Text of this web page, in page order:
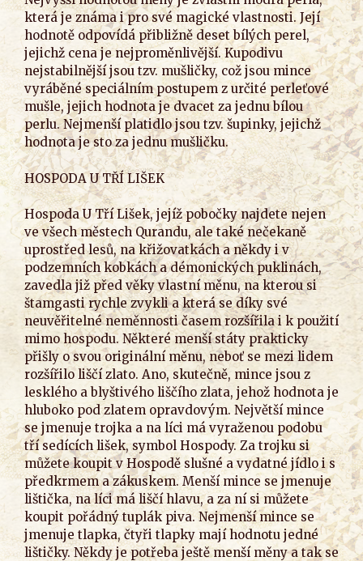
která je známa i pro své magické vlastnosti. Její
hodnotě odpovídá přibližně deset bílých perel,
jejichž cena je nejproměnlivější. Kupodivu
nejstabilnější jsou tzv. mušličky, což jsou mince
vyráběné speciálním postupem z určité perleťové
mušle, jejich hodnota je dvacet za jednu bílou
perlu. Nejmenší platidlo jsou tzv. šupinky, jejichž
hodnota je sto za jednu mušličku.
HOSPODA U TŘÍ LIŠEK
Hospoda U Tří Lišek, jejíž pobočky najdete nejen
ve všech městech Qurandu, ale také nečekaně
uprostřed lesů, na křižovatkách a někdy i v
podzemních kobkách a démonických puklinách,
zavedla již před věky vlastní měnu, na kterou si
štamgasti rychle zvykli a která se díky své
neuvěřitelné neměnnosti časem rozšířila i k použití
mimo hospodu. Některé menší státy prakticky
přišly o svou originální měnu, neboť se mezi lidem
rozšířilo liščí zlato. Ano, skutečně, mince jsou z
lesklého a blyštivého liščího zlata, jehož hodnota je
hluboko pod zlatem opravdovým. Největší mince
se jmenuje trojka a na líci má vyraženou podobu
tří sedících lišek, symbol Hospody. Za trojku si
můžete koupit v Hospodě slušné a vydatné jídlo i s
předkrmem a zákuskem. Menší mince se jmenuje
lištička, na líci má liščí hlavu, a za ní si můžete
koupit pořádný tuplák piva. Nejmenší mince se
jmenuje tlapka, čtyři tlapky mají hodnotu jedné
lištičky. Někdy je potřeba ještě menší měny a tak se